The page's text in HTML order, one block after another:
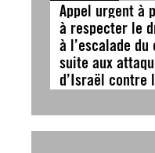
Appel urgent à
à respecter le
à l’escalade
suite aux
d’Israël contre